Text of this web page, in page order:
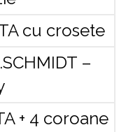
cu crosete
–
+ 4 coroane